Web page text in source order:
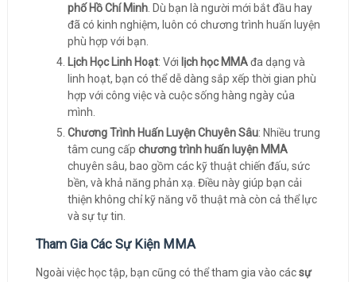
phố Hồ Chí Minh. Dù bạn là người mới bắt đầu hay
đã có kinh nghiệm, luôn có chương trình huấn luyện
phù hợp với bạn.
Lịch Học Linh Hoạt: Với lịch học MMAđa dạng và
linh hoạt, bạn có thể dễ dàng sắp xếp thời gian phù
hợp với công việc và cuộc sống hàng ngày của
mình.
Chương Trình Huấn Luyện Chuyên Sâu: Nhiều trung
tâm cung cấp chương trình huấn luyện MMA
chuyên sâu, bao gồm các kỹ thuật chiến đấu, sức
bền, và khả năng phản xạ. Điều này giúp bạn cải
thiện không chỉ kỹ năng võ thuật mà còn cả thể lực
và sự tự tin.
Tham Gia Các Sự Kiện MMA
Ngoài việc học tập, bạn cũng có thể tham gia vào cácsự